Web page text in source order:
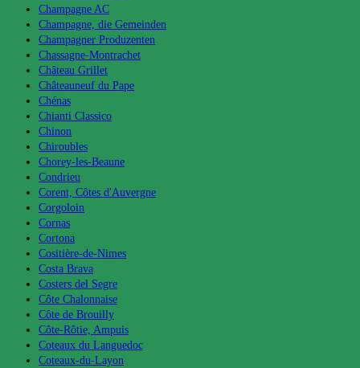
Champagne AC
Champagne, die Gemeinden
Champagner Produzenten
Chassagne-Montrachet
Château Grillet
Châteauneuf du Pape
Chénas
Chianti Classico
Chinon
Chiroubles
Chorey-les-Beaune
Condrieu
Corent, Côtes d'Auvergne
Corgoloin
Cornas
Cortona
Cositière-de-Nimes
Costa Brava
Costers del Segre
Côte Chalonnaise
Côte de Brouilly
Côte-Rôtie, Ampuis
Coteaux du Languedoc
Coteaux-du-Layon